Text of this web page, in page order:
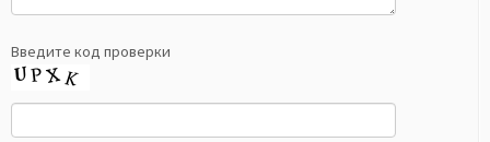
Введите код проверки